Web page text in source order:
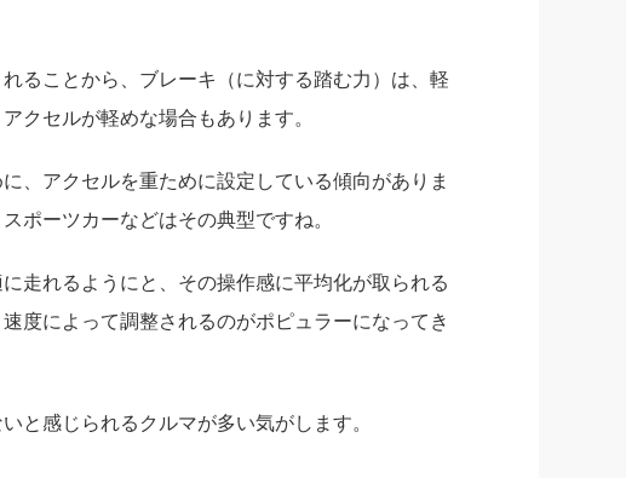
ることから、ブレーキ（に対する踏む力）は、軽
クセルが軽めな場合もあります。
、アクセルを重ために設定している傾向がありま
ポーツカーなどはその典型ですね。
走れるようにと、その操作感に平均化が取られる
度によって調整されるのがポピュラーになってき
と感じられるクルマが多い気がします。